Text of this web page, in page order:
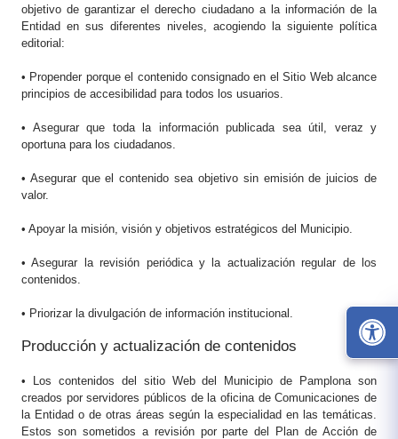
objetivo de garantizar el derecho ciudadano a la información de la
Entidad en sus diferentes niveles, acogiendo la siguiente política
editorial:
• Propender porque el contenido consignado en el Sitio Web alcance
principios de accesibilidad para todos los usuarios.
• Asegurar que toda la información publicada sea útil, veraz y
oportuna para los ciudadanos.
• Asegurar que el contenido sea objetivo sin emisión de juicios de
valor.
• Apoyar la misión, visión y objetivos estratégicos del Municipio.
• Asegurar la revisión periódica y la actualización regular de los
contenidos.
• Priorizar la divulgación de información institucional.
Producción y actualización de contenidos
• Los contenidos del sitio Web del Municipio de Pamplona son
creados por servidores públicos de la oficina de Comunicaciones de
la Entidad o de otras áreas según la especialidad en las temáticas.
Estos son sometidos a revisión por parte del Plan de Acción de